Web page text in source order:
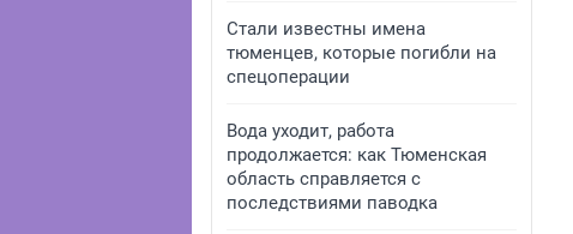
Стали известны имена
тюменцев, которые погибли на
спецоперации
Вода уходит, работа
продолжается: как Тюменская
область справляется с
последствиями паводка